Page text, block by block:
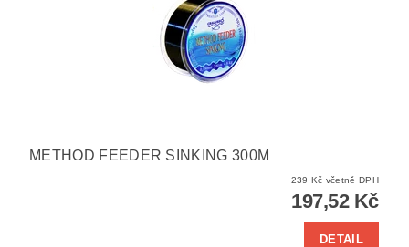
METHOD FEEDER SINKING 300M
239 Kč včetně DPH
197,52 Kč
DETAIL